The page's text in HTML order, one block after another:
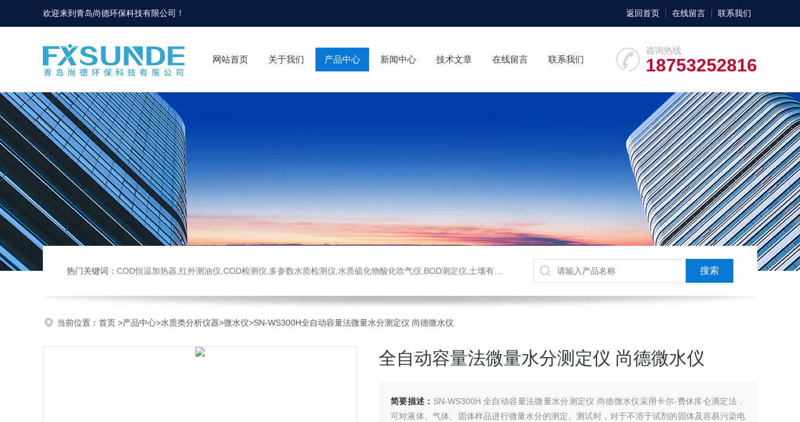
欢迎来到青岛尚德环保科技有限公司 ！ 返回首页 在线留言 联系我们
咨询热线
18753252816
网站首页 关于我们 产品中心 新闻中心 技术文章 在线留言 联系我们
热门关键词： COD恒温加热器,红外测油仪,COD检测仪,多参数水质检测仪,水质硫化物酸化吹气仪,BOD测定仪,土壤有机碳恒温加热器,液液萃取器,COD消解回流仪,水质采样器
当前位置： 首页 >产品中心>水质类分析仪器>微水仪>SN-WS300H全自动容量法微量水分测定仪 尚德微水仪
全自动容量法微量水分测定仪 尚德微水仪
简要描述： SN-WS300H 全自动容量法微量水分测定仪 尚德微水仪采用卡尔-费休库仑滴定法，
可对液体、气体、固体样品进行微量水分的测定。测试时，对于不溶于试剂的固体及容易污染电